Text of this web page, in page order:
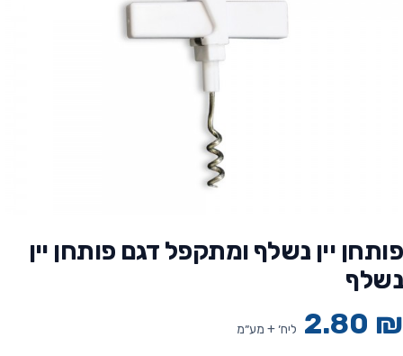
פותחן יין נשלף ומתקפל דגם פותחן יין
נשלף
2.80 ₪ ליח׳ + מע״מ